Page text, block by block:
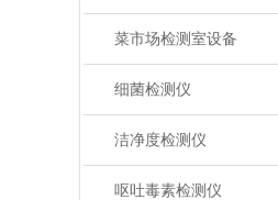
菜市场检测室设备
细菌检测仪
洁净度检测仪
呕吐毒素检测仪